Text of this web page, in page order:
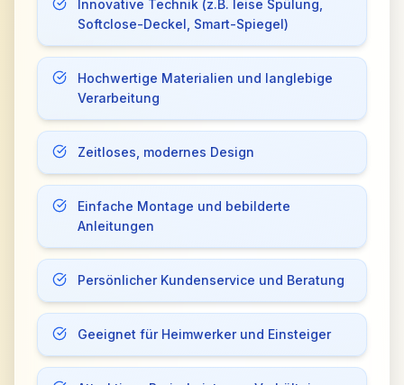
Innovative Technik (z.B. leise Spülung,
Softclose-Deckel, Smart-Spiegel)
Hochwertige Materialien und langlebige
Verarbeitung
Zeitloses, modernes Design
Einfache Montage und bebilderte
Anleitungen
Persönlicher Kundenservice und Beratung
Geeignet für Heimwerker und Einsteiger